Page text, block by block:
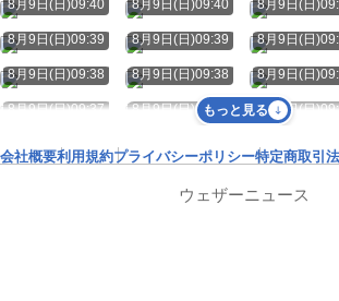
8月9日(日)09:40 8月9日(日)09:40 8月9日(日
8月9日(日)09:39 8月9日(日)09:39 8月9日(日
8月9日(日)09:38 8月9日(日)09:38 8月9日(日
8月9日(日)09:37 8月9日(日)09:37 8月9日(日
もっと見る
会社概要利用規約プライバシーポリシー特定商取引
ウェザーニュース